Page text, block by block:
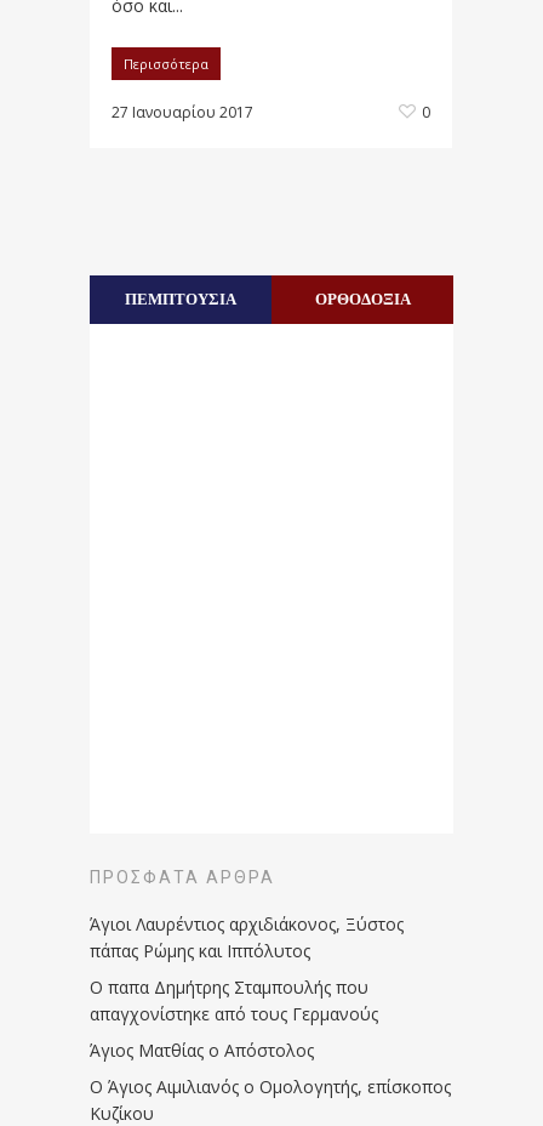
όσο και...
Περισσότερα
27 Ιανουαρίου 2017 0
ΠΕΜΠΤΟΥΣΙΑ ΟΡΘΟΔΟΞΙΑ
ΠΡΌΣΦΑΤΑ ΆΡΘΡΑ
Άγιοι Λαυρέντιος αρχιδιάκονος, Ξύστος
πάπας Ρώμης και Ιππόλυτος
Ο παπα Δημήτρης Σταμπουλής που
απαγχονίστηκε από τους Γερμανούς
Άγιος Ματθίας ο Απόστολος
Ο Άγιος Αιμιλιανός ο Ομολογητής, επίσκοπος
Κυζίκου